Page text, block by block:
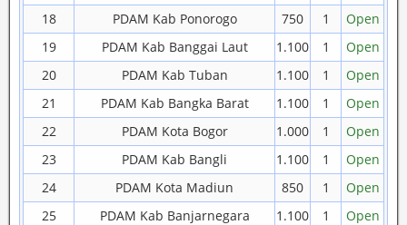
18
PDAM Kab Ponorogo 750 1
Open
19
PDAM Kab Banggai Laut 1.100 1
Open
20
PDAM Kab Tuban 1.100 1
Open
21
PDAM Kab Bangka Barat 1.100 1
Open
22
PDAM Kota Bogor 1.000 1
Open
23
PDAM Kab Bangli 1.100 1
Open
24
PDAM Kota Madiun 850 1
Open
25
PDAM Kab Banjarnegara 1.100 1
Open